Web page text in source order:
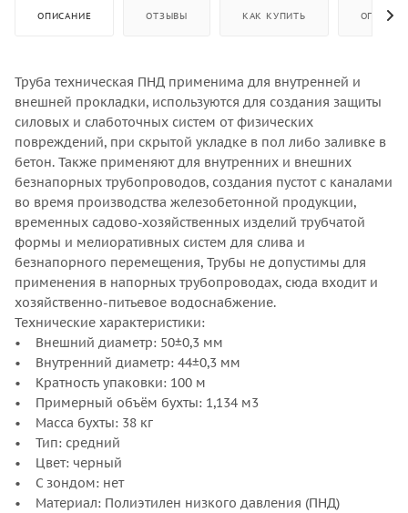
ОПИСАНИЕ ОТЗЫВЫ КАК КУПИТЬ ОПЛАТА
Труба техническая ПНД применима для внутренней и
внешней прокладки, используются для создания защиты
силовых и слаботочных систем от физических
повреждений, при скрытой укладке в пол либо заливке в
бетон. Также применяют для внутренних и внешних
безнапорных трубопроводов, создания пустот с каналами
во время производства железобетонной продукции,
временных садово-хозяйственных изделий трубчатой
формы и мелиоративных систем для слива и
безнапорного перемещения, Трубы не допустимы для
применения в напорных трубопроводах, сюда входит и
хозяйственно-питьевое водоснабжение.
Технические характеристики:
• Внешний диаметр: 50±0,3 мм
• Внутренний диаметр: 44±0,3 мм
• Кратность упаковки: 100 м
• Примерный объём бухты: 1,134 м3
• Масса бухты: 38 кг
• Тип: средний
• Цвет: черный
• С зондом: нет
• Материал: Полиэтилен низкого давления (ПНД)